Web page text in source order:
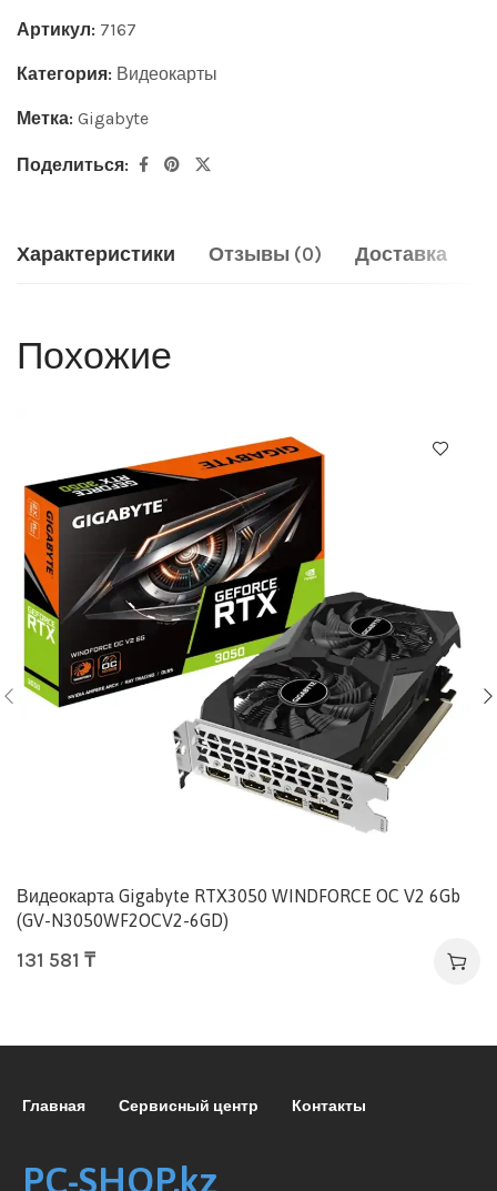
Артикул: 7167
Категория: Видеокарты
Метка: Gigabyte
Поделиться:
Характеристики Отзывы (0) Доставка
Похожие
Видеокарта Gigabyte RTX3050 WINDFORCE OC V2 6Gb
(GV-N3050WF2OCV2-6GD)
131 581 ₸
Главная Сервисный центр Контакты
PC-SHOP.kz